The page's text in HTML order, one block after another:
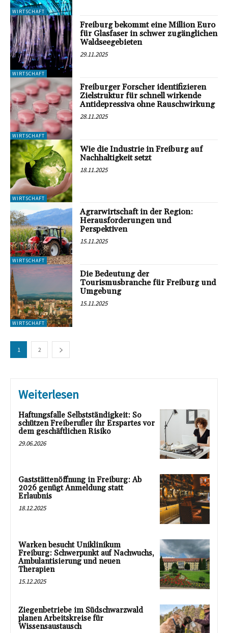
WIRTSCHAFT
WIRTSCHAFT
Freiburg bekommt eine Million Euro
für Glasfaser in schwer zugänglichen
Waldseegebieten
29.11.2025
WIRTSCHAFT
Freiburger Forscher identifizieren
Zielstruktur für schnell wirkende
Antidepressiva ohne Rauschwirkung
28.11.2025
WIRTSCHAFT
Wie die Industrie in Freiburg auf
Nachhaltigkeit setzt
18.11.2025
WIRTSCHAFT
Agrarwirtschaft in der Region:
Herausforderungen und
Perspektiven
15.11.2025
WIRTSCHAFT
Die Bedeutung der
Tourismusbranche für Freiburg und
Umgebung
15.11.2025
1 2
Weiterlesen
Haftungsfalle Selbstständigkeit: So
schützen Freiberufler ihr Erspartes vor
dem geschäftlichen Risiko
29.06.2026
Gaststättenöffnung in Freiburg: Ab
2026 genügt Anmeldung statt
Erlaubnis
18.12.2025
Warken besucht Uniklinikum
Freiburg: Schwerpunkt auf Nachwuchs,
Ambulantisierung und neuen
Therapien
15.12.2025
Ziegenbetriebe im Südschwarzwald
planen Arbeitskreise für
Wissensaustausch